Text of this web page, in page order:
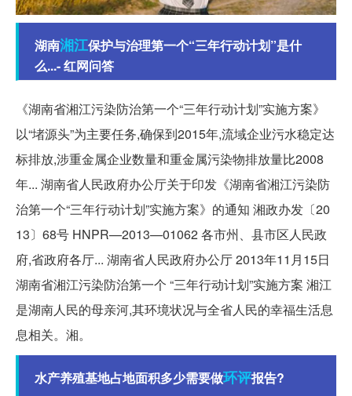
湖南湘江保护与治理第一个“三年行动计划”是什
么...- 红网问答
《湖南省湘江污染防治第一个“三年行动计划”实施方案》
以“堵源头”为主要任务,确保到2015年,流域企业污水稳定达
标排放,涉重金属企业数量和重金属污染物排放量比2008
年... 湖南省人民政府办公厅关于印发《湖南省湘江污染防
治第一个“三年行动计划”实施方案》的通知 湘政办发〔20
13〕68号 HNPR—2013—01062 各市州、县市区人民政
府,省政府各厅... 湖南省人民政府办公厅 2013年11月15日
湖南省湘江污染防治第一个 “三年行动计划”实施方案 湘江
是湖南人民的母亲河,其环境状况与全省人民的幸福生活息
息相关。湘。
水产养殖基地占地面积多少需要做环评报告?